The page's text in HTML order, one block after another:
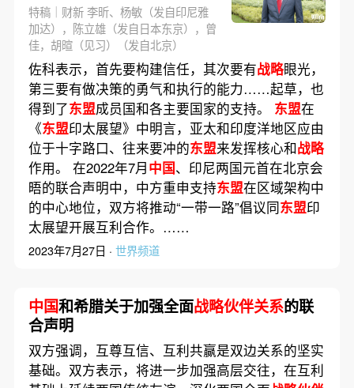
特稿｜财新 李昕、杨敏（发自印尼雅
加达），陈立雄（发自日本东京），曾
佳，胡暄（见习）（发自北京）
佐科表示，首先要构建信任，其次要有战略眼光，
第三要有做决策的勇气和执行的能力……起草，也
得到了东盟成员国和各主要国家的支持。 东盟在
《东盟印太展望》中明言，亚太和印度洋地区应由
位于十字路口、往来要冲的东盟来发挥核心和战略
作用。 在2022年7月中国、印尼两国元首在北京会
晤的联合声明中，中方重申支持东盟在区域架构中
的中心地位，双方将推动“一带一路”倡议同东盟印
太展望开展互利合作。……
2023年7月27日 · 世界频道
中国和希腊关于加强全面战略伙伴关系的联
合声明
双方强调，互尊互信、互利共赢是双边关系的坚实
基础。双方表示，将进一步加强高层交往，在互利